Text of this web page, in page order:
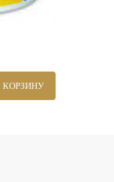
КОРЗИНУ